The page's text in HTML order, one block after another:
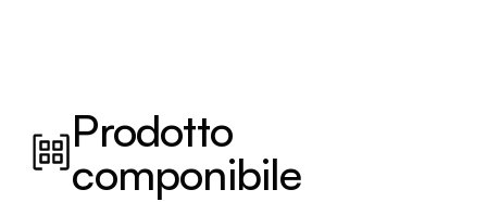
Prodotto
componibile